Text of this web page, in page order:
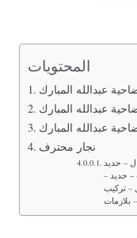
المحتويات
عبدالله المبارك
عبدالله المبارك
عبدالله المبارك
نجار محترف
– حديد
– حديد –
– تركيب
بلازمات